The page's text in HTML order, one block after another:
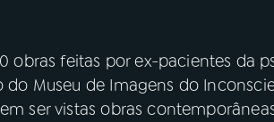
obras feitas por ex-pacientes da
Museu de Imagens do
ser vistas obras